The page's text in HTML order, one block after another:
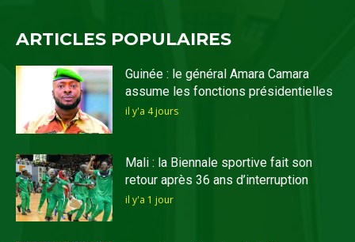
ARTICLES POPULAIRES
Guinée : le général Amara Camara
assume les fonctions présidentielles
il y'a 4 jours
Mali : la Biennale sportive fait son
retour après 36 ans d’interruption
il y'a 1 jour